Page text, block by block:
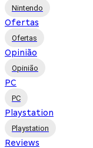
Nintendo
Ofertas
Ofertas
Opinião
Opinião
PC
PC
Playstation
Playstation
Reviews